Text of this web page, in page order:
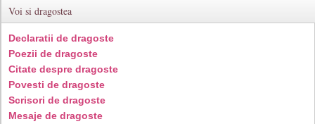
Voi si dragostea
Declaratii de dragoste
Poezii de dragoste
Citate despre dragoste
Povesti de dragoste
Scrisori de dragoste
Mesaje de dragoste